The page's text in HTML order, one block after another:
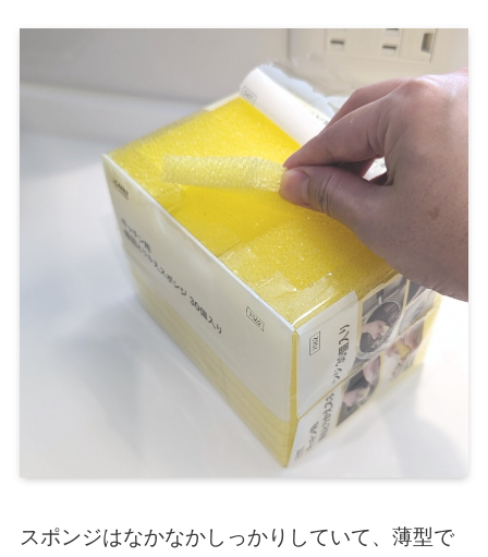
スポンジはなかなかしっかりしていて、薄型で